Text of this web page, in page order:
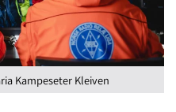
Kampeseter Kleiven